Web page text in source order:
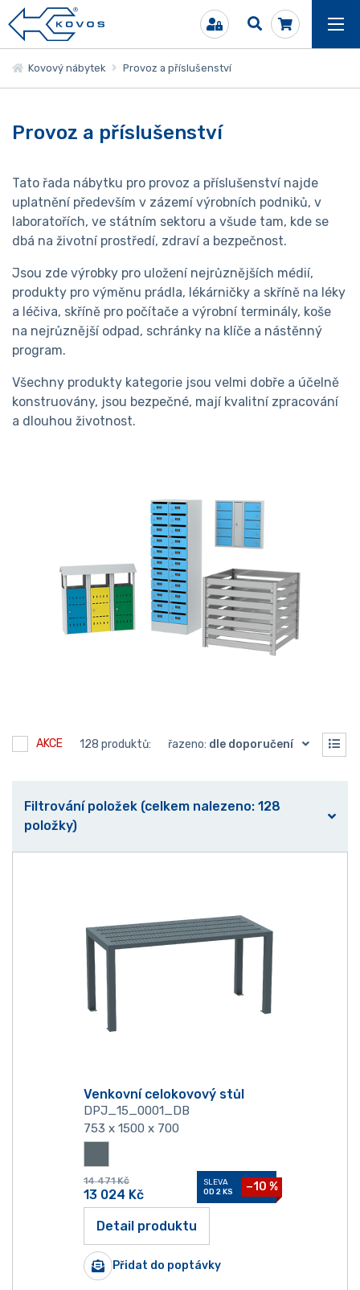
Kovový nábytek Provoz a příslušenství
Provoz a příslušenství
Tato řada nábytku pro provoz a příslušenství najde
uplatnění především v zázemí výrobních podniků, v
laboratořích, ve státním sektoru a všude tam, kde se
dbá na životní prostředí, zdraví a bezpečnost.
Jsou zde výrobky pro uložení nejrůznějších médií,
produkty pro výměnu prádla, lékárničky a skříně na léky
a léčiva, skříně pro počítače a výrobní terminály, koše
na nejrůznější odpad, schránky na klíče a nástěnný
program.
Všechny produkty kategorie jsou velmi dobře a účelně
konstruovány, jsou bezpečné, mají kvalitní zpracování
a dlouhou životnost.
AKCE 128 produktů: řazeno: dle doporučení
Filtrování položek (celkem nalezeno: 128
položky)
Venkovní celokovový stůl
DPJ_15_0001_DB
753 x 1500 x 700
14 471 Kč
13 024 Kč
SLEVA
OD 2 KS
−10 %
Detail produktu
Přidat do poptávky